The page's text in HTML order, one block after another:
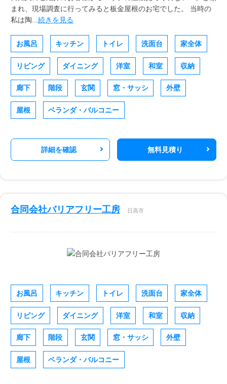
まれ、現場調査に行ってみると板金屋根のお宅でした。 当時の
私は陶... 続きを見る
お風呂 キッチン トイレ 洗面台 家全体
リビング ダイニング 洋室 和室 収納
廊下 階段 玄関 窓・サッシ 外壁
屋根 ベランダ・バルコニー
詳細を確認 無料見積り
合同会社バリアフリー工房 日高市
お風呂 キッチン トイレ 洗面台 家全体
リビング ダイニング 洋室 和室 収納
廊下 階段 玄関 窓・サッシ 外壁
屋根 ベランダ・バルコニー